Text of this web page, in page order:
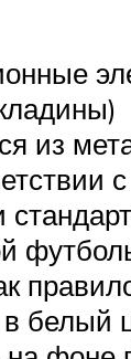
из
с
белый